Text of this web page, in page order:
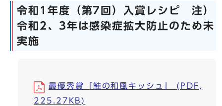
令和1年度（第7回）入賞レシピ 注）
令和2、3年は感染症拡大防止のため未
実施
最優秀賞「鮭の和風キッシュ」 (PDF,
225.27KB)